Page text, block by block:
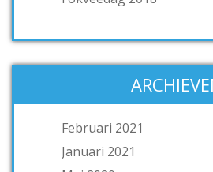
Februari 2021
Januari 2021